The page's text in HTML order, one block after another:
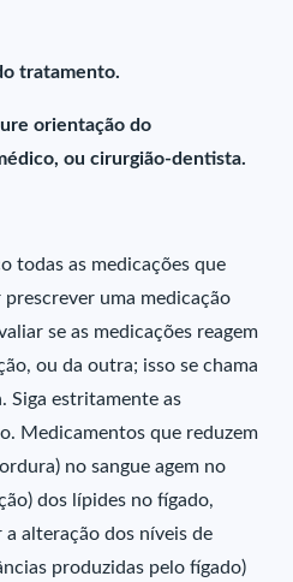
tratamento.
orientação do
ou cirurgião-dentista.
todas as medicações que
uma medicação
se as medicações reagem
ou da outra; isso se chama
Siga estritamente as
Medicamentos que reduzem
no sangue agem no
dos lípides no fígado,
alteração dos níveis de
produzidas pelo fígado)